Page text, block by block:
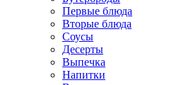
Первые блюда
Вторые блюда
Соусы
Десерты
Выпечка
Напитки